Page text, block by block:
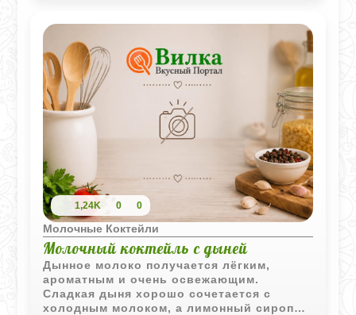
1,24K 0 0
Молочные Коктейли
Молочный коктейль с дыней
Дынное молоко получается лёгким,
ароматным и очень освежающим.
Сладкая дыня хорошо сочетается с
холодным молоком, а лимонный сироп